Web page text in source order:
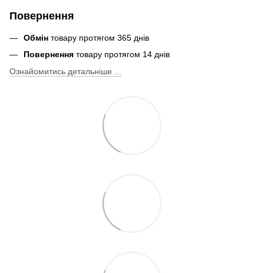
Повернення
Обмін товару протягом 365 днів
Повернення товару протягом 14 днів
Ознайомитись детальніше ...